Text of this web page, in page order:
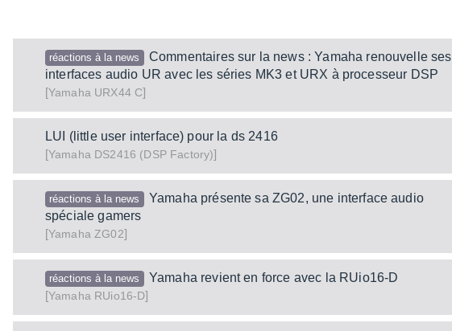
réactions à la news
Commentaires sur la news : Yamaha renouvelle ses
interfaces audio UR avec les séries MK3 et URX à processeur DSP
[Yamaha URX44 C]
LUI (little user interface) pour la ds 2416
[Yamaha DS2416 (DSP Factory)]
réactions à la news
Yamaha présente sa ZG02, une interface audio
spéciale gamers
[Yamaha ZG02]
réactions à la news
Yamaha revient en force avec la RUio16-D
[Yamaha RUio16-D]